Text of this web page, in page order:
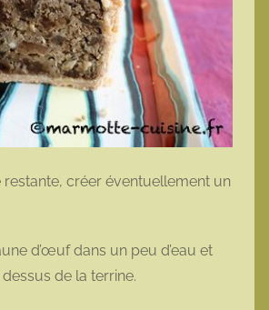
créer éventuellement un
d’œuf dans un peu d’eau et
de la terrine.